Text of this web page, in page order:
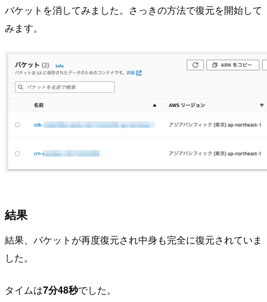
バケットを消してみました。さっきの方法で復元を開始して
みます。
結果
結果、バケットが再度復元され中身も完全に復元されていま
した。
タイムは7分48秒でした。